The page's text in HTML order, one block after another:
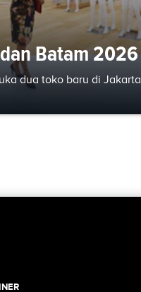
Batam 2026
dua toko baru di